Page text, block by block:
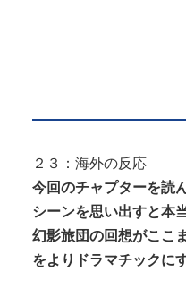
２３：海外の反応
今回のチャプターを読
シーンを思い出すと本
幻影旅団の回想がここ
をよりドラマチックに